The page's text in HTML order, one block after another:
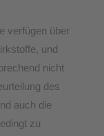
verfügen über
und
nicht
des
auch die
zu